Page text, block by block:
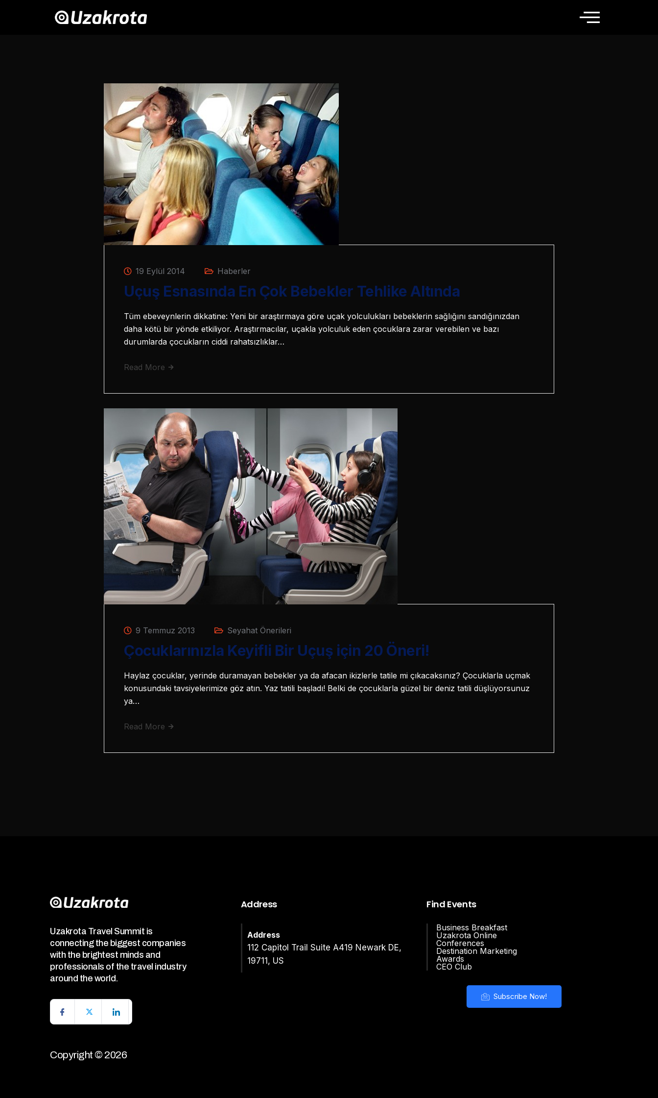
19 Eylül 2014 Haberler
Uçuş Esnasında En Çok Bebekler Tehlike Altında
Tüm ebeveynlerin dikkatine: Yeni bir araştırmaya göre uçak yolculukları bebeklerin sağlığını sandığınızdan
daha kötü bir yönde etkiliyor. Araştırmacılar, uçakla yolculuk eden çocuklara zarar verebilen ve bazı
durumlarda çocukların ciddi rahatsızlıklar…
Read More
9 Temmuz 2013 Seyahat Önerileri
Çocuklarınızla Keyifli Bir Uçuş için 20 Öneri!
Haylaz çocuklar, yerinde duramayan bebekler ya da afacan ikizlerle tatile mi çıkacaksınız? Çocuklarla uçmak
konusundaki tavsiyelerimize göz atın. Yaz tatili başladı! Belki de çocuklarla güzel bir deniz tatili düşlüyorsunuz
ya…
Read More
Uzakrota Travel Summit is
connecting the biggest companies
with the brightest minds and
professionals of the travel industry
around the world.
Copyright © 2026
Address
Address
112 Capitol Trail Suite A419 Newark DE,
19711, US
Find Events
Business Breakfast
Uzakrota Online
Conferences
Destination Marketing
Awards
CEO Club
Subscribe Now!